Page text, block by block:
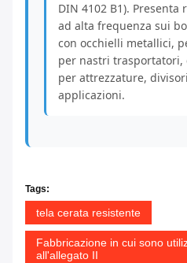
DIN 4102 B1).
ad alta frequenza sui
con occhielli metallici,
per nastri
per attrezzature,
applicazioni.
Tags:
tela cerata resistente
Fabbricazione in cui sono
all'allegato II